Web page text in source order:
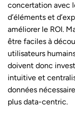
concertation avec
d’éléments et
améliorer le ROI.
être faciles à
utilisateurs
doivent donc
intuitive et
données
plus data-centric.